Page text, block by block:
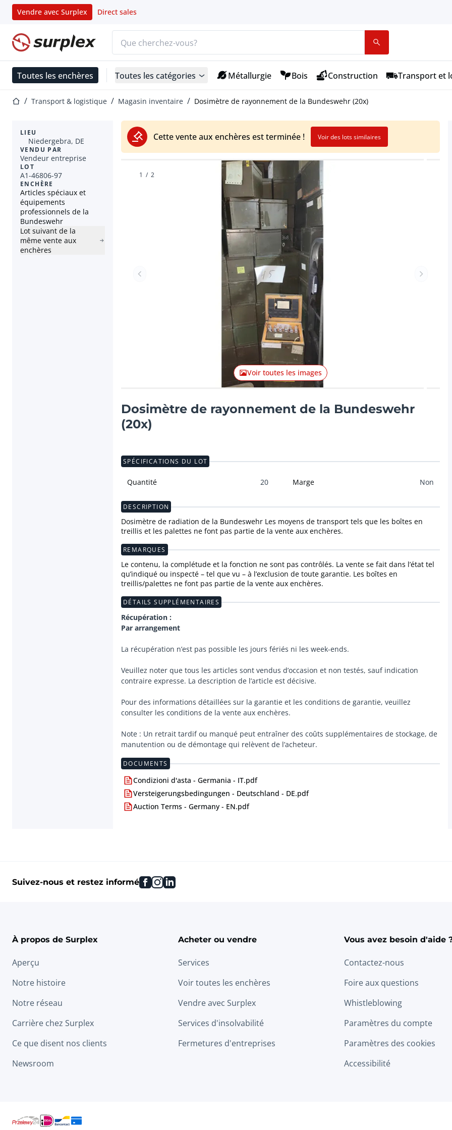
Vendre avec Surplex Direct sales
Page d'accueil
Toutes les enchères Toutes les catégories Métallurgie Bois Construction Transport et
Page d'accueil
Transport & logistique Magasin inventaire Dosimètre de rayonnement de la Bundeswehr (20x)
Cette vente aux enchères est terminée ! Voir des lots similaires
LIEU
Niedergebra, DE
VENDU PAR
Vendeur entreprise
LOT
A1-46806-97
ENCHÈRE
Articles spéciaux et
équipements
professionnels de la
Bundeswehr
Lot suivant de la
même vente aux
enchères
Lot précédent Lot
Voir toutes les images
1 / 2
Dosimètre de rayonnement de la Bundeswehr
(20x)
SPÉCIFICATIONS DU LOT
Quantité 20 Marge Non
DESCRIPTION
Dosimètre de radiation de la Bundeswehr Les moyens de transport tels que les boîtes en
treillis et les palettes ne font pas partie de la vente aux enchères.
REMARQUES
Le contenu, la complétude et la fonction ne sont pas contrôlés. La vente se fait dans l’état tel
qu’indiqué ou inspecté – tel que vu – à l’exclusion de toute garantie. Les boîtes en
treillis/palettes ne font pas partie de la vente aux enchères.
DÉTAILS SUPPLÉMENTAIRES
Récupération :
Par arrangement
La récupération n’est pas possible les jours fériés ni les week-ends.
Veuillez noter que tous les articles sont vendus d’occasion et non testés, sauf indication
contraire expresse. La description de l’article est décisive.
Pour des informations détaillées sur la garantie et les conditions de garantie, veuillez
consulter les conditions de la vente aux enchères.
Note : Un retrait tardif ou manqué peut entraîner des coûts supplémentaires de stockage, de
manutention ou de démontage qui relèvent de l’acheteur.
DOCUMENTS
Condizioni d'asta - Germania - IT.pdf
Versteigerungsbedingungen - Deutschland - DE.pdf
Auction Terms - Germany - EN.pdf
Suivez-nous et restez informé facebook
instagram
linkedin
À propos de Surplex
Aperçu
Notre histoire
Notre réseau
Carrière chez Surplex
Ce que disent nos clients
Newsroom
Acheter ou vendre
Services
Voir toutes les enchères
Vendre avec Surplex
Services d'insolvabilité
Fermetures d'entreprises
Vous avez besoin d'aide
Contactez-nous
Foire aux questions
Whistleblowing
Paramètres du compte
Paramètres des cookies
Accessibilité